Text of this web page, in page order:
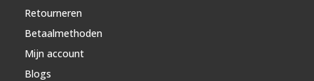
Retourneren
Betaalmethoden
Mijn account
Blogs